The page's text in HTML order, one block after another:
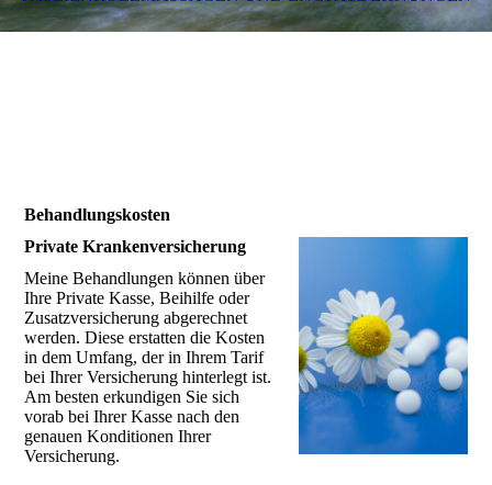
Behandlungskosten
Private Krankenversicherung
Meine Behandlungen können über
Ihre Private Kasse, Beihilfe oder
Zusatzversicherung abgerechnet
werden. Diese erstatten die Kosten
in dem Umfang, der in Ihrem Tarif
bei Ihrer Versicherung hinterlegt ist.
Am besten erkundigen Sie sich
vorab bei Ihrer Kasse nach den
genauen Konditionen Ihrer
Versicherung.